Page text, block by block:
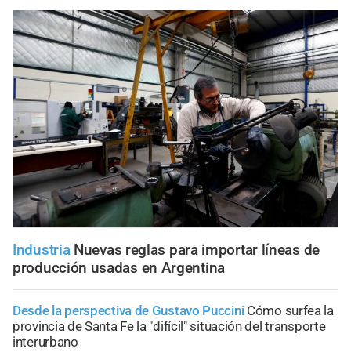
Industria Nuevas reglas para importar líneas de
producción usadas en Argentina
Desde la perspectiva de Gustavo Puccini Cómo surfea la
provincia de Santa Fe la "difícil" situación del transporte
interurbano